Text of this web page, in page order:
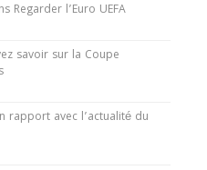
Regarder l’Euro UEFA
savoir sur la Coupe
rapport avec l’actualité du